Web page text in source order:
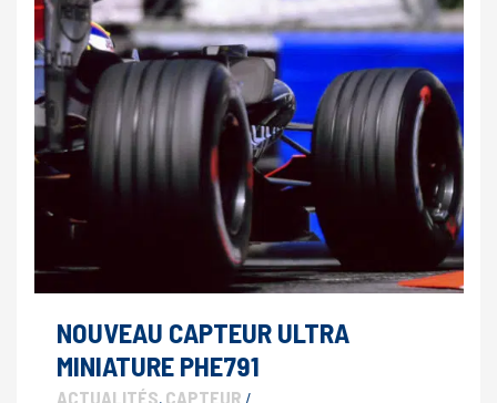
NOUVEAU CAPTEUR ULTRA
MINIATURE PHE791
ACTUALITÉS, CAPTEUR /